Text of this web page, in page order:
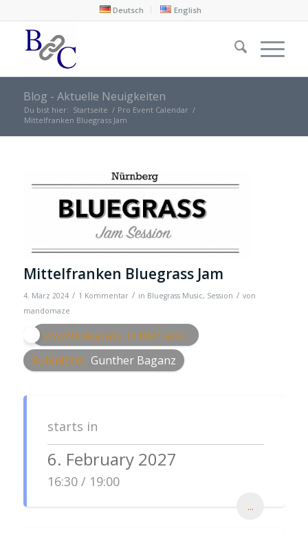
Deutsch English
Blog - Aktuelle Neuigkeiten
Du bist hier: Startseite / Pro Event Calendar /
Mittelfranken Bluegrass Jam
Mittelfranken Bluegrass Jam
4. März 2024 / 1 Kommentar / in Bluegrass Music, Session / von
mandomaze
www.bluegrass-mittelfrank...
Submitter Gunther Baganz
starts in
6. February 2027
16:30 / 19:00
...